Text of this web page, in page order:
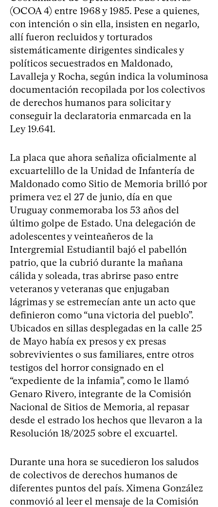
(OCOA 4) entre 1968 y 1985. Pese a quienes,
con intención o sin ella, insisten en negarlo,
allí fueron recluidos y torturados
sistemáticamente dirigentes sindicales y
políticos secuestrados en Maldonado,
Lavalleja y Rocha, según indica la voluminosa
documentación recopilada por los colectivos
de derechos humanos para solicitar y
conseguir la declaratoria enmarcada en la
Ley 19.641.
La placa que ahora señaliza oficialmente al
excuartelillo de la Unidad de Infantería de
Maldonado como Sitio de Memoria brilló por
primera vez el 27 de junio, día en que
Uruguay conmemoraba los 53 años del
último golpe de Estado. Una delegación de
adolescentes y veinteañeros de la
Intergremial Estudiantil bajó el pabellón
patrio, que la cubrió durante la mañana
cálida y soleada, tras abrirse paso entre
veteranos y veteranas que enjugaban
lágrimas y se estremecían ante un acto que
definieron como “una victoria del pueblo”.
Ubicados en sillas desplegadas en la calle 25
de Mayo había ex presos y ex presas
sobrevivientes o sus familiares, entre otros
testigos del horror consignado en el
“expediente de la infamia”, como le llamó
Genaro Rivero, integrante de la Comisión
Nacional de Sitios de Memoria, al repasar
desde el estrado los hechos que llevaron a la
Resolución 18/2025 sobre el excuartel.
Durante una hora se sucedieron los saludos
de colectivos de derechos humanos de
diferentes puntos del país. Ximena González
conmovió al leer el mensaje de la Comisión